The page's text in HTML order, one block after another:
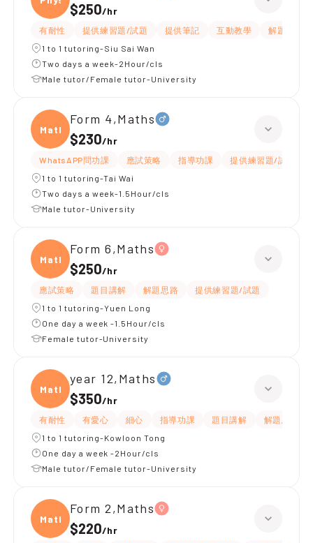
$250/hr
有耐性 提供練習題/試題 提供筆記 互動教學
解題思路
1 to 1 tutoring-Siu Sai Wan
Two days a week-2Hour/cls
Male tutor/Female tutor-University
Maths
Form 4,Maths
$230/hr
WhatsAPP問功課 應試策略 指導功課 提供練習題/試題
1 to 1 tutoring-Tai Wai
Two days a week-1.5Hour/cls
Male tutor-University
Maths
Form 6,Maths
$250/hr
應試策略 題目講解 解題思路
提供練習題/試題
1 to 1 tutoring-Yuen Long
One day a week -1.5Hour/cls
Female tutor-University
Maths
year 12,Maths
$350/hr
有耐性 有愛心 細心 指導功課 題目講解
解題思路
1 to 1 tutoring-Kowloon Tong
One day a week -2Hour/cls
Male tutor/Female tutor-University
Maths
Form 2,Maths
$220/hr